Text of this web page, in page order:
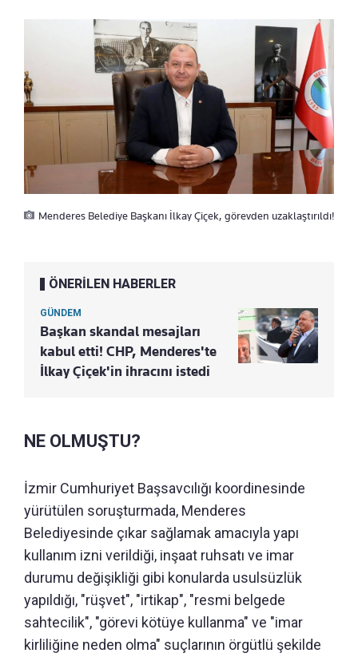
Menderes Belediye Başkanı İlkay Çiçek, görevden uzaklaştırıldı!
ÖNERİLEN HABERLER
GÜNDEM
Başkan skandal mesajları
kabul etti! CHP, Menderes'te
İlkay Çiçek'in ihracını istedi
NE OLMUŞTU?
İzmir Cumhuriyet Başsavcılığı koordinesinde
yürütülen soruşturmada, Menderes
Belediyesinde çıkar sağlamak amacıyla yapı
kullanım izni verildiği, inşaat ruhsatı ve imar
durumu değişikliği gibi konularda usulsüzlük
yapıldığı, "rüşvet", "irtikap", "resmi belgede
sahtecilik", "görevi kötüye kullanma" ve "imar
kirliliğine neden olma" suçlarının örgütlü şekilde